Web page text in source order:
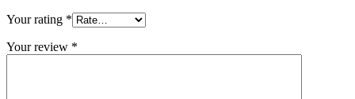
Your rating *
Your review *